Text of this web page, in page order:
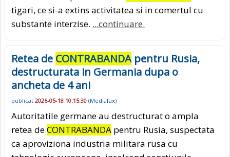
tigari, ce si-a extins activitatea si in comertul cu
substante interzise. ...continuare.
Retea de CONTRABANDApentru Rusia,
destructurata in Germania dupa o
ancheta de 4 ani
publicat 2026-05-18 10:15:30 (Mediafax)
Autoritatile germane au destructurat o ampla
retea deCONTRABANDA pentru Rusia, suspectata
ca aproviziona industria militara rusa cu